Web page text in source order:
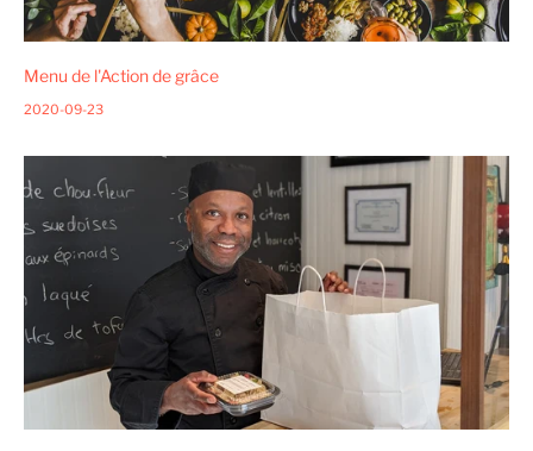
Menu de l'Action de grâce
2020-09-23